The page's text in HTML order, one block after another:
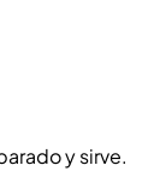
y sirve.